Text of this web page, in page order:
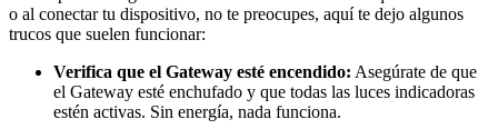
o al conectar tu dispositivo, no te preocupes, aquí te dejo algunos
trucos que suelen funcionar:
Verifica que el Gateway esté encendido: Asegúrate de que
el Gateway esté enchufado y que todas las luces indicadoras
estén activas. Sin energía, nada funciona.